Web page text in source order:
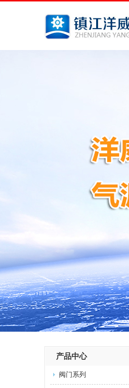
产品中心
阀门系列